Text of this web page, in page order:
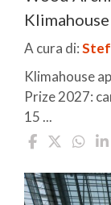
A cura di:
Klimahouse
Prize 2027:
15 ...